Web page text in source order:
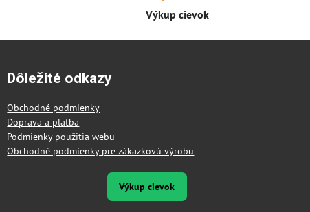
Výkup cievok
Dôležité odkazy
Obchodné podmienky
Doprava a platba
Podmienky použitia webu
Obchodné podmienky pre zákazkovú výrobu
Výkup cievok